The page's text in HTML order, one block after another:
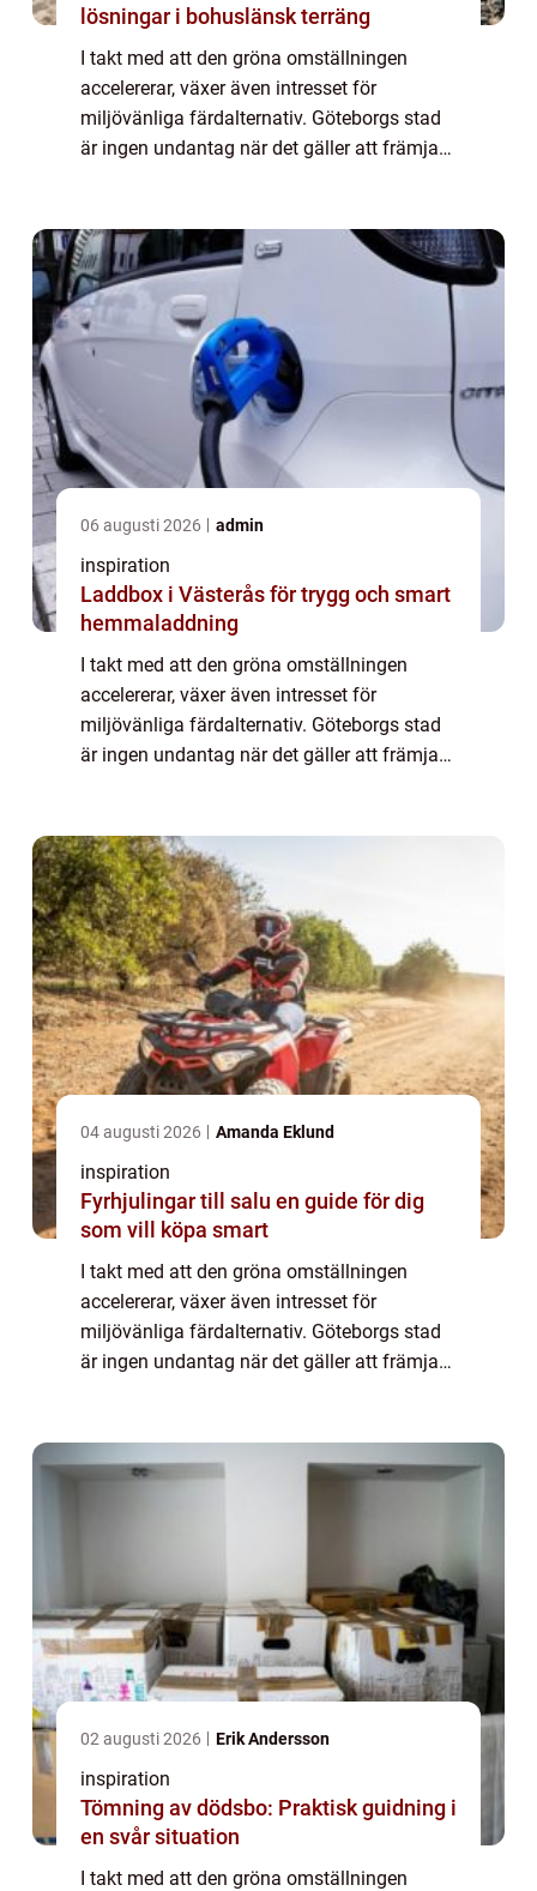
lösningar i bohuslänsk terräng
I takt med att den gröna omställningen
accelererar, växer även intresset för
miljövänliga färdalternativ. Göteborgs stad
är ingen undantag när det gäller att främja
06 augusti 2026 admin
inspiration
Laddbox i Västerås för trygg och smart
hemmaladdning
I takt med att den gröna omställningen
accelererar, växer även intresset för
miljövänliga färdalternativ. Göteborgs stad
är ingen undantag när det gäller att främja
04 augusti 2026 Amanda Eklund
inspiration
Fyrhjulingar till salu en guide för dig
som vill köpa smart
I takt med att den gröna omställningen
accelererar, växer även intresset för
miljövänliga färdalternativ. Göteborgs stad
är ingen undantag när det gäller att främja
02 augusti 2026 Erik Andersson
inspiration
Tömning av dödsbo: Praktisk guidning i
en svår situation
I takt med att den gröna omställningen